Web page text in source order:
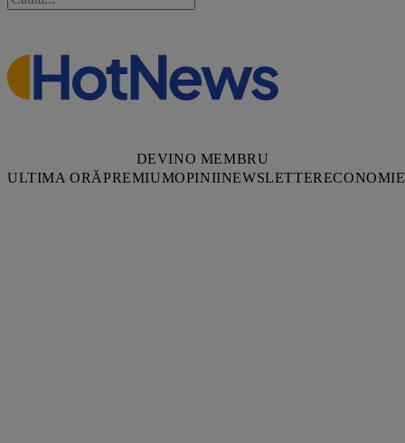
DEVINO MEMBRU
ULTIMA ORĂPREMIUMOPINIINEWSLETTERECONOMIE